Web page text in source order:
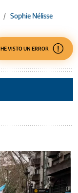
/ Sophie Nélisse
HE VISTO UN ERROR